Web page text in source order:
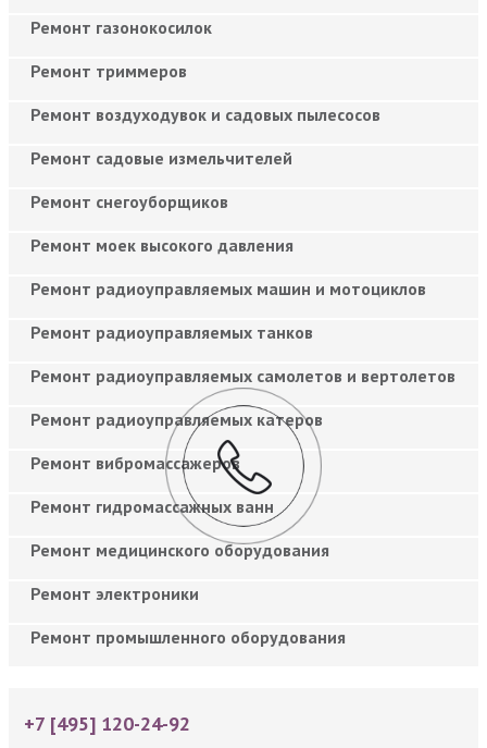
Ремонт газонокосилок
Ремонт триммеров
Ремонт воздуходувок и садовых пылесосов
Ремонт садовые измельчителей
Ремонт снегоуборщиков
Ремонт моек высокого давления
Ремонт радиоуправляемых машин и мотоциклов
Ремонт радиоуправляемых танков
Ремонт радиоуправляемых самолетов и вертолетов
Ремонт радиоуправляемых катеров
Ремонт вибромассажеров
Ремонт гидромассажных ванн
Ремонт медицинского оборудования
Ремонт электроники
Ремонт промышленного оборудования
+7 [495] 120-24-92